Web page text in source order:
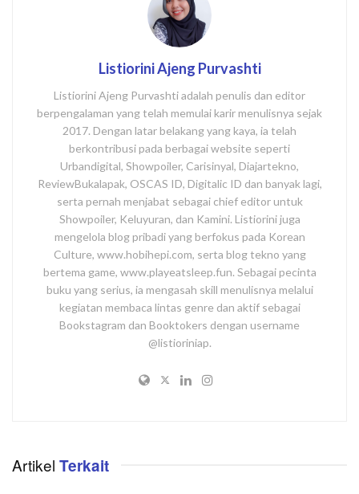
Listiorini Ajeng Purvashti
Listiorini Ajeng Purvashti adalah penulis dan editor
berpengalaman yang telah memulai karir menulisnya sejak
2017. Dengan latar belakang yang kaya, ia telah
berkontribusi pada berbagai website seperti
Urbandigital, Showpoiler, Carisinyal, Diajartekno,
ReviewBukalapak, OSCAS ID, Digitalic ID dan banyak lagi,
serta pernah menjabat sebagai chief editor untuk
Showpoiler, Keluyuran, dan Kamini. Listiorini juga
mengelola blog pribadi yang berfokus pada Korean
Culture, www.hobihepi.com, serta blog tekno yang
bertema game, www.playeatsleep.fun. Sebagai pecinta
buku yang serius, ia mengasah skill menulisnya melalui
kegiatan membaca lintas genre dan aktif sebagai
Bookstagram dan Booktokers dengan username
@listioriniap.
Artikel Terkait